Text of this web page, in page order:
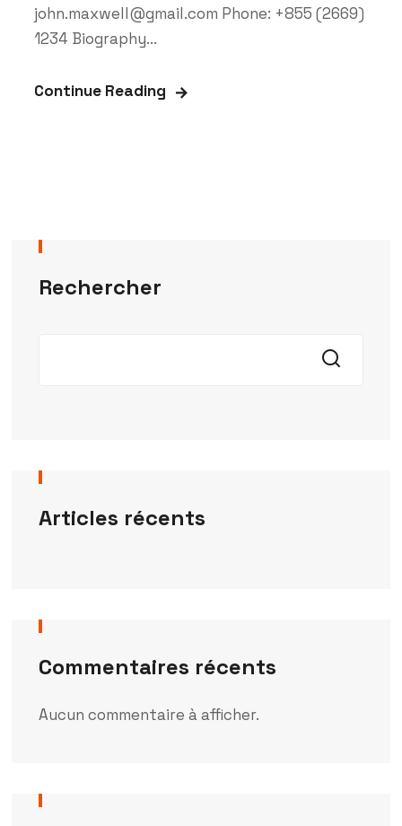
john.maxwell@gmail.com Phone: +855 (2669)
1234 Biography...
Continue Reading
Rechercher
Articles récents
Commentaires récents
Aucun commentaire à afficher.